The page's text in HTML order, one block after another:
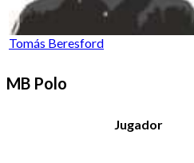
Tomás Beresford
MB Polo
Jugador